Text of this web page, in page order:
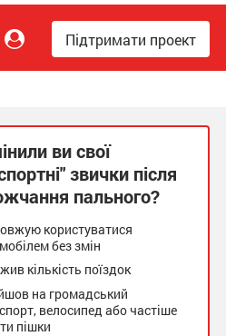
Підтримати проект
ви свої
звички після
пального?
користуватися
без змін
кількість поїздок
на громадський
велосипед або частіше
пішки